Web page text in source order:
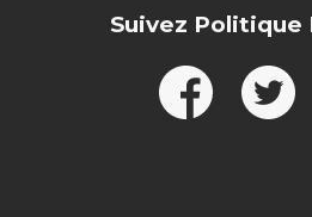
Suivez Politique